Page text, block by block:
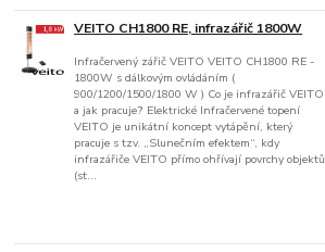
VEITO CH1800 RE, infrazářič 1800W
Infračervený zářič VEITO VEITO CH1800 RE -
1800W s dálkovým ovládáním (
900/1200/1500/1800 W ) Co je infrazářič VEITO
a jak pracuje? Elektrické Infračervené topení
VEITO je unikátní koncept vytápění, který
pracuje s tzv. „Slunečním efektem“, kdy
infrazářiče VEITO přímo ohřívají povrchy objektů
(st...